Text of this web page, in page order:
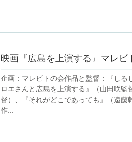
映画『広島を上演する』マレビ
企画：マレビトの会作品と監督：『しる
ロエさんと広島を上演する』（山田咲
督）、『それがどこであっても』（遠
作...